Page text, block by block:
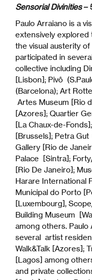
Sensorial Divinities–
Paulo Arraiano is a
extensively
the visual austerity
participated in
collective including
[Lisbon]; Pivô
(Barcelona); Art
Artes Museum [Rio
[Azores]; Quartier
[La Chaux-de-
[Brussels]; Petra
Gallery [Rio de
Palace [Sintra];
[Rio De Janeiro];
Harare International
Municipal do Porto
[Luxembourg],
Building Museum
among others. Paulo
several artist
Walk&Talk [Azores];
[Lagos] among
and private